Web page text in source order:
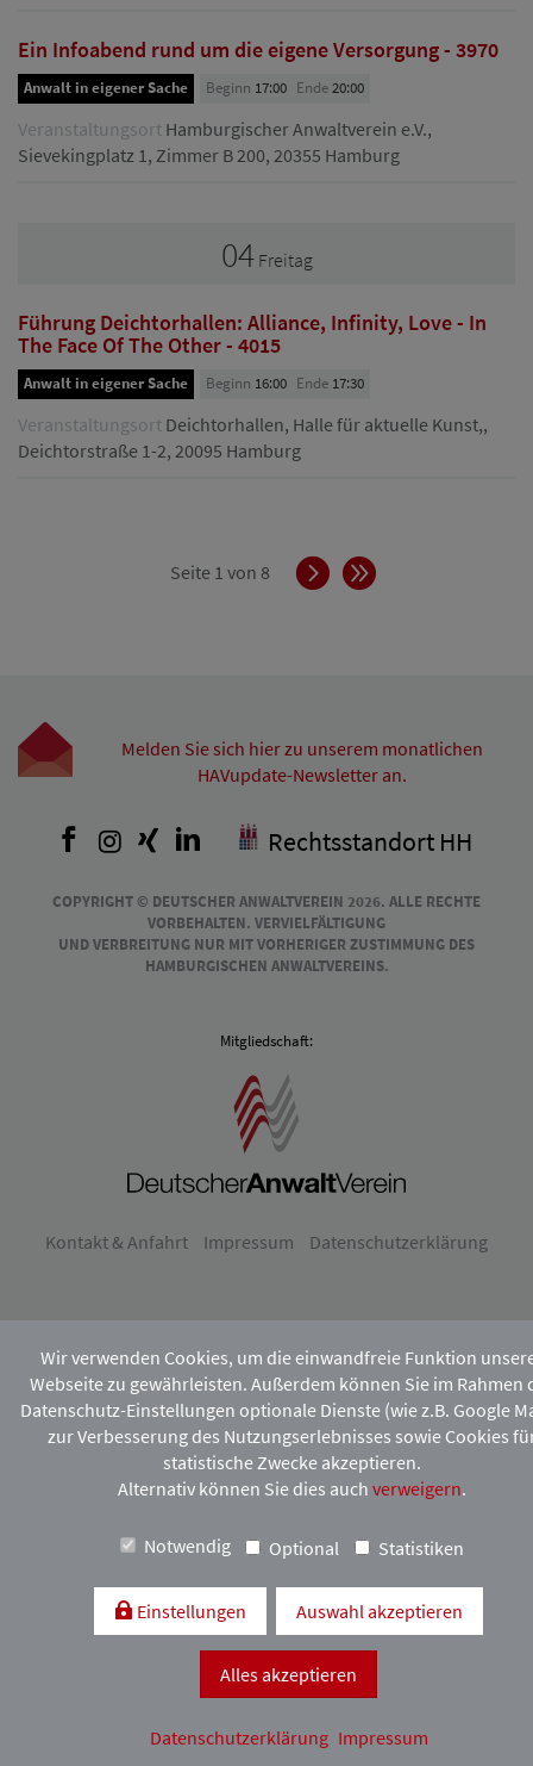
Ein Infoabend rund um die eigene Versorgung - 3970
Anwalt in eigener Sache Beginn 17:00 Ende20:00
Veranstaltungsort Hamburgischer Anwaltverein e.V.,
Sievekingplatz 1, Zimmer B 200, 20355 Hamburg
04 Freitag
Führung Deichtorhallen: Alliance, Infinity, Love - In
The Face Of The Other - 4015
Anwalt in eigener Sache Beginn 16:00 Ende 17:30
Veranstaltungsort Deichtorhallen, Halle für aktuelle Kunst,,
Deichtorstraße 1-2, 20095 Hamburg
Seite 1 von 8 VorwärtsEnde
Melden Sie sich hier zu unserem monatlichen
HAVupdate-Newsletter an.
Facebook
Instagram
XingLinkedInRechtsstandort HH
COPYRIGHT © DEUTSCHER ANWALTVEREIN 2026. ALLE RECHTE
VORBEHALTEN. VERVIELFÄLTIGUNG
UND VERBREITUNG NUR MIT VORHERIGER ZUSTIMMUNG DES
HAMBURGISCHEN ANWALTVEREINS.
Mitgliedschaft:
Kontakt & Anfahrt Impressum Datenschutzerklärung
Wir verwenden Cookies, um die einwandfreie Funktion
Webseite zu gewährleisten. Außerdem können Sie im Rahmen
Datenschutz-Einstellungen optionale Dienste (wie z.B. Google
zur Verbesserung des Nutzungserlebnisses sowie Cookies
statistische Zwecke akzeptieren.
Alternativ können Sie dies auch verweigern.
Notwendig Optional Statistiken
Einstellungen Auswahl akzeptieren
Alles akzeptieren
Datenschutzerklärung Impressum